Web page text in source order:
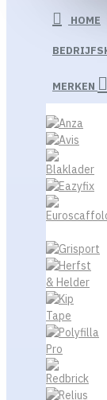
HOME
MERKEN